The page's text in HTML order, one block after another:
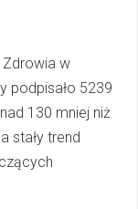
Zdrowia w
podpisało 5239
130 mniej niż
stały trend